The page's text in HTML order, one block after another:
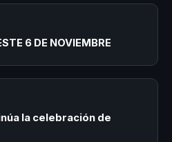
6 DE NOVIEMBRE
la celebración de